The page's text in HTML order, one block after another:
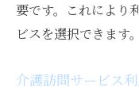
要です。これにより
ビスを選択できます。
介護訪問サービス